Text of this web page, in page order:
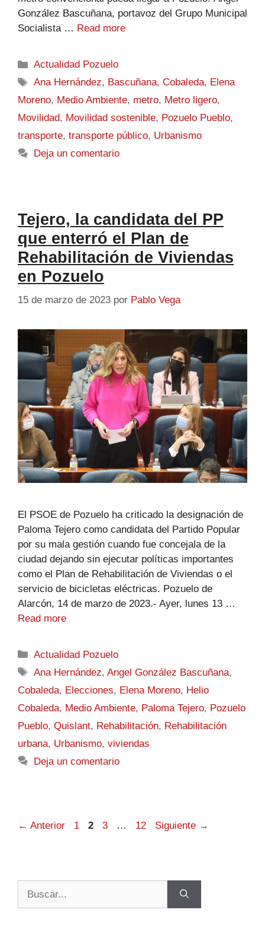
González Bascuñana, portavoz del Grupo Municipal
Socialista … Read more
Actualidad Pozuelo
Ana Hernández, Bascuñana,Cobaleda, Elena
Moreno, Medio Ambiente, metro, Metro ligero,
Movilidad, Movilidad sostenible, Pozuelo Pueblo,
transporte, transporte público, Urbanismo
Deja un comentario
Tejero, la candidata del PP
que enterró el Plan de
Rehabilitación de Viviendas
en Pozuelo
15 de marzo de 2023 por Pablo Vega
El PSOE de Pozuelo ha criticado la designación de
Paloma Tejero como candidata del Partido Popular
por su mala gestión cuando fue concejala de la
ciudad dejando sin ejecutar políticas importantes
como el Plan de Rehabilitación de Viviendas o el
servicio de bicicletas eléctricas. Pozuelo de
Alarcón, 14 de marzo de 2023.- Ayer, lunes 13 …
Read more
Actualidad Pozuelo
Ana Hernández,Angel González Bascuñana,
Cobaleda, Elecciones, Elena Moreno, Helio
Cobaleda, Medio Ambiente, Paloma Tejero, Pozuelo
Pueblo, Quislant, Rehabilitación, Rehabilitación
urbana, Urbanismo, viviendas
Deja un comentario
← Anterior 1 2 3 … 12 Siguiente →